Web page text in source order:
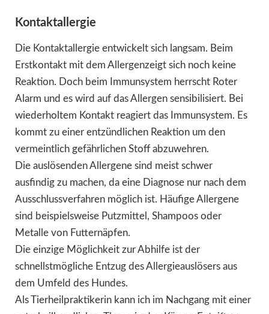
Kontaktallergie
Die Kontaktallergie entwickelt sich langsam. Beim
Erstkontakt mit dem Allergenzeigt sich noch keine
Reaktion. Doch beim Immunsystem herrscht Roter
Alarm und es wird auf das Allergen sensibilisiert. Bei
wiederholtem Kontakt reagiert das Immunsystem. Es
kommt zu einer entzündlichen Reaktion um den
vermeintlich gefährlichen Stoff abzuwehren.
Die auslösenden Allergene sind meist schwer
ausfindig zu machen, da eine Diagnose nur nach dem
Ausschlussverfahren möglich ist. Häufige Allergene
sind beispielsweise Putzmittel, Shampoos oder
Metalle von Futternäpfen.
Die einzige Möglichkeit zur Abhilfe ist der
schnellstmögliche Entzug des Allergieauslösers aus
dem Umfeld des Hundes.
Als Tierheilpraktikerin kann ich im Nachgang mit einer